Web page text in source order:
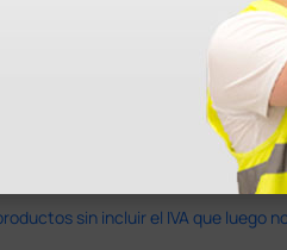
sin incluir el IVA que luego